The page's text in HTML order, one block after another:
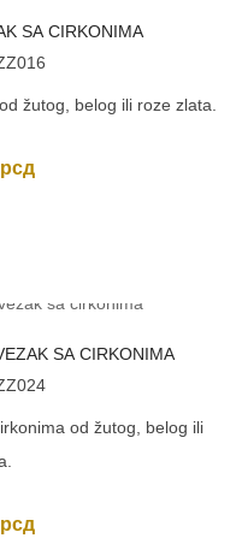
SA CIRKONIMA
žutog, belog ili roze zlata.
рсд
SA CIRKONIMA
od žutog, belog ili
рсд